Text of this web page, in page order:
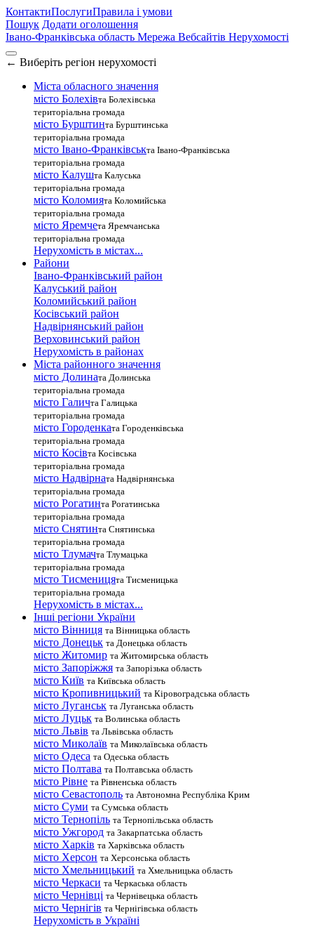
КонтактиПослугиПравила і умови
Пошук Додати оголошення
Івано-Франківська область Мережа Вебсайтів Нерухомості
← Виберіть регіон нерухомості
Міста обласного значення
місто Болехівта Болехівська
територіальна громада
місто Бурштинта Бурштинська
територіальна громада
місто Івано-Франківськта Івано-Франківська
територіальна громада
місто Калушта Калуська
територіальна громада
місто Коломията Коломийська
територіальна громада
місто Яремчета Яремчанська
територіальна громада
Нерухомість в містах...
Райони
Івано-Франківський район
Калуський район
Коломийський район
Косівський район
Надвірнянський район
Верховинський район
Нерухомість в районах
Міста районного значення
місто Долината Долинська
територіальна громада
місто Галичта Галицька
територіальна громада
місто Городенката Городенківська
територіальна громада
місто Косівта Косівська
територіальна громада
місто Надвірната Надвірнянська
територіальна громада
місто Рогатинта Рогатинська
територіальна громада
місто Снятинта Снятинська
територіальна громада
місто Тлумачта Тлумацька
територіальна громада
місто Тисменицята Тисменицька
територіальна громада
Нерухомість в містах...
Інші регіони України
місто Вінниця та Вінницька область
місто Донецьк та Донецька область
місто Житомир та Житомирська область
місто Запоріжжя та Запорізька область
місто Київ та Київська область
місто Кропивницький та Кіровоградська область
місто Луганськ та Луганська область
місто Луцьк та Волинська область
місто Львів та Львівська область
місто Миколаїв та Миколаївська область
місто Одеса та Одеська область
місто Полтава та Полтавська область
місто Рівне та Рівненська область
місто Севастополь та Автономна Республіка Крим
місто Суми та Сумська область
місто Тернопіль та Тернопільська область
місто Ужгород та Закарпатська область
місто Харків та Харківська область
місто Херсон та Херсонська область
місто Хмельницький та Хмельницька область
місто Черкаси та Черкаська область
місто Чернівці та Чернівецька область
місто Чернігів та Чернігівська область
Нерухомість в Україні